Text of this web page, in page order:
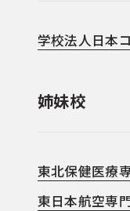
学校法人日本
姉妹校
東北保健医療
東日本航空専